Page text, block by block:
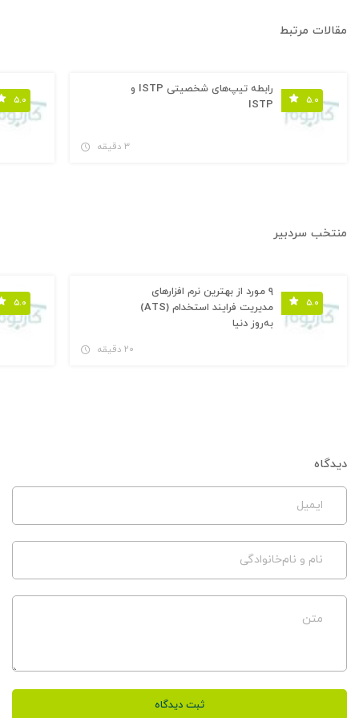
مقالات مرتبط
۵.۰
رابطه تیپ‌های شخصیتی ISTP و
ISTP
۳ دقیقه
۵.۰
منتخب سردبیر
۵.۰
۹ مورد از بهترین نرم افزارهای
مدیریت فرایند استخدام (ATS)
به‌روز دنیا
۲۰ دقیقه
۵.۰
دیدگاه
ایمیل
نام و نام‌خانوادگی
متن
ثبت دیدگاه